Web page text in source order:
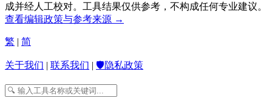
成并经人工校对。工具结果仅供参考，不构成任何专业建议。
查看编辑政策与参考来源 →
繁 简
关于我们 联系我们 🛡️隐私政策